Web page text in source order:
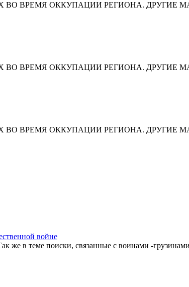
ВРЕМЯ ОККУПАЦИИ РЕГИОНА. ДРУГИЕ
ВРЕМЯ ОККУПАЦИИ РЕГИОНА. ДРУГИЕ
ВРЕМЯ ОККУПАЦИИ РЕГИОНА. ДРУГИЕ
войне
же в теме поиски, связанные с воинами -